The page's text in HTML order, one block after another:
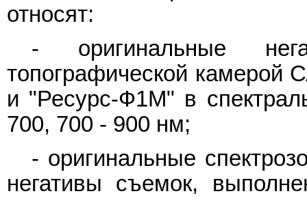
относят:
- оригинальные
топографической
и "Ресурс-Ф1М" в
700, 700 - 900 нм;
- оригинальные
негативы съемок,